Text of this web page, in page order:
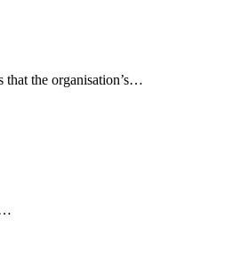
that the organisation’s…